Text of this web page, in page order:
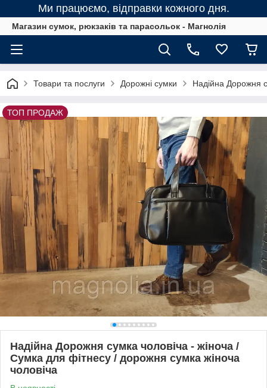
Ми працюємо, відправки кожного дня.
Магазин сумок, рюкзаків та парасольок - Магнолія
Товари та послуги Дорожні сумки Надійна Дорожня
ТОП ПРОДАЖ
Надійна Дорожня сумка чоловіча - жіноча /
Сумка для фітнесу / дорожня сумка жіноча
чоловіча